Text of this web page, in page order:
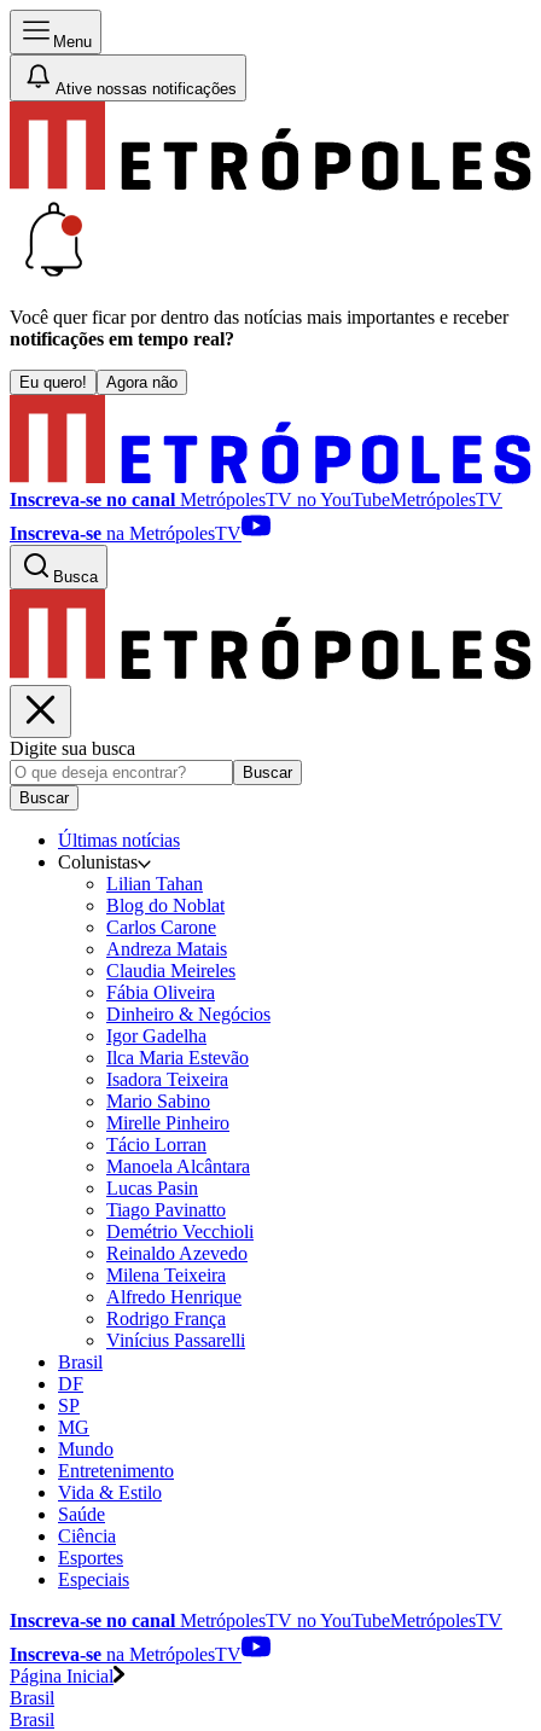
Menu
Ative nossas notificações
Você quer ficar por dentro das notícias mais importantes e receber
notificações em tempo real?
Eu quero! Agora não
Inscreva-se no canal MetrópolesTV noYouTubeMetrópolesTV
Inscreva-se na MetrópolesTV
Busca
Digite sua busca
Buscar
Buscar
Últimas notícias
Colunistas
Lilian Tahan
Blog do Noblat
Carlos Carone
Andreza Matais
Claudia Meireles
Fábia Oliveira
Dinheiro & Negócios
Igor Gadelha
Ilca Maria Estevão
Isadora Teixeira
Mario Sabino
Mirelle Pinheiro
Tácio Lorran
Manoela Alcântara
Lucas Pasin
Tiago Pavinatto
Demétrio Vecchioli
Reinaldo Azevedo
Milena Teixeira
Alfredo Henrique
Rodrigo França
Vinícius Passarelli
Brasil
DF
SP
MG
Mundo
Entretenimento
Vida & Estilo
Saúde
Ciência
Esportes
Especiais
Inscreva-se no canal MetrópolesTV noYouTubeMetrópolesTV
Inscreva-se na MetrópolesTV
Página Inicial
Brasil
Brasil